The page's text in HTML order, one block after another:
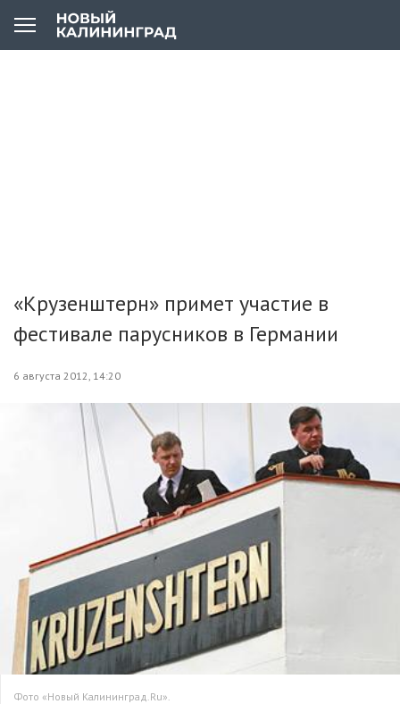
«Крузенштерн» примет участие в
фестивале парусников в Германии
6 августа 2012, 14:20
Фото «Новый Калининград.Ru».